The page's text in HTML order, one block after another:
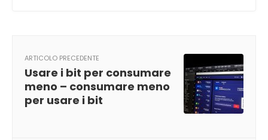
ARTICOLO PRECEDENTE
Usare i bit per consumare
meno – consumare meno
per usare i bit